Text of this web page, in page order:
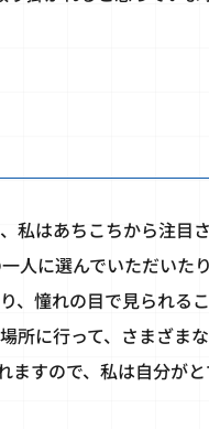
私はあちこちから注目
人に選んでいただいた
、憧れの目で見られる
所に行って、さまざま
ますので、私は自分が